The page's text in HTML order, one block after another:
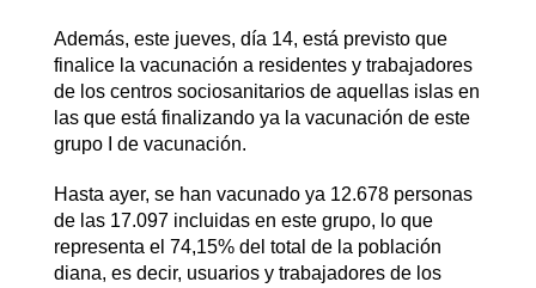
Además, este jueves, día 14, está previsto que
finalice la vacunación a residentes y trabajadores
de los centros sociosanitarios de aquellas islas en
las que está finalizando ya la vacunación de este
grupo I de vacunación.
Hasta ayer, se han vacunado ya 12.678 personas
de las 17.097 incluidas en este grupo, lo que
representa el 74,15% del total de la población
diana, es decir, usuarios y trabajadores de los